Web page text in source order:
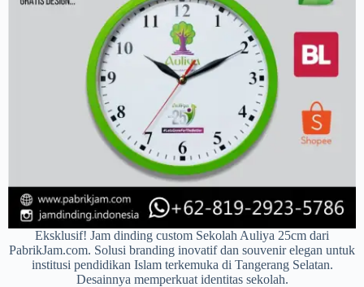
Eksklusif! Jam dinding custom Sekolah Auliya 25cm dari
PabrikJam.com. Solusi branding inovatif dan souvenir elegan untuk
institusi pendidikan Islam terkemuka di Tangerang Selatan.
Desainnya memperkuat identitas sekolah.